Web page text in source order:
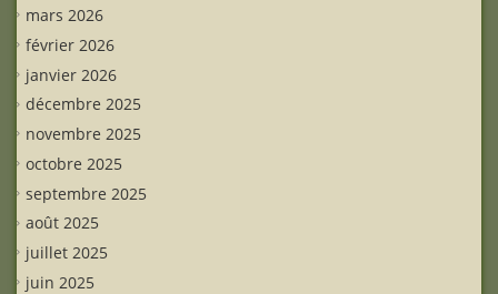
mars 2026
février 2026
janvier 2026
décembre 2025
novembre 2025
octobre 2025
septembre 2025
août 2025
juillet 2025
juin 2025